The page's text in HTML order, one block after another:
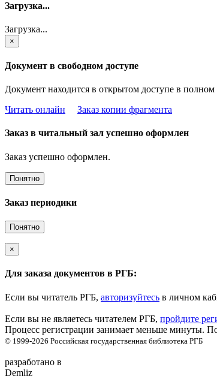
Загрузка...
Загрузка...
×
Документ в свободном доступе
Документ находится в открытом доступе в
Читать онлайн
Заказ копии фрагмента
Заказ в читальный зал успешно оформлен
Заказ успешно оформлен.
Понятно
Заказ периодики
Понятно
×
Для заказа документов в РГБ:
Если вы читатель РГБ, авторизуйтесь в личном
Если вы не являетесь читателем РГБ, пройдите
Процесс регистрации занимает меньше минуты.
© 1999-2026 Российская государственная библиотека РГБ
разработано в
Demliz